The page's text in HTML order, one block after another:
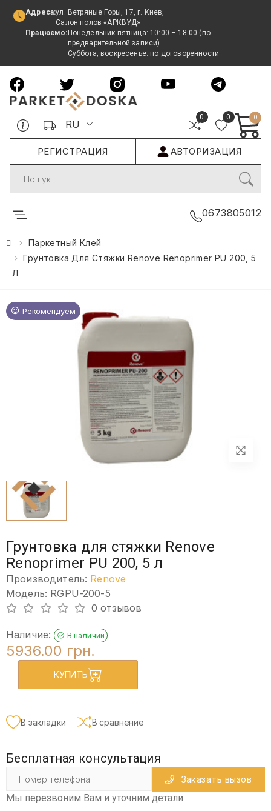
Адреса:ул. Ветряные Горы, 17, г. Киев,
Салон полов «АРКВУД»
Працюємо: Понедельник-пятница: 10:00 – 18:00 (по
предварительной записи)
Суббота, воскресенье: по договоренности
RU
0 0 0
РЕГИСТРАЦИЯ АВТОРИЗАЦИЯ
Search
0673805012
Паркетный Клей
Грунтовка Для Стяжки Renove Renoprimer PU 200, 5
Л
Рекомендуем
Грунтовка для стяжки Renove
Renoprimer PU 200, 5 л
Производитель: Renove
Модель: RGPU-200-5
0 отзывов
Наличие: В наличии
5936.00 грн.
КУПИТЬ
В закладки В сравнение
Бесплатная консультация
Заказать вызов
Мы перезвоним Вам и уточним детали